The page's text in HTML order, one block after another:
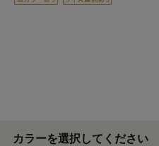
カラーを選択してください